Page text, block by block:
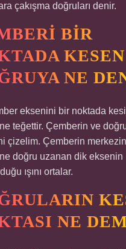
çakışma doğruları denir.
BIR
KESEN
NE
eksenini bir noktada
teğettir. Çemberin ve
çizelim. Çemberin
doğru uzanan dik eksenin
ışını ortalar.
NE